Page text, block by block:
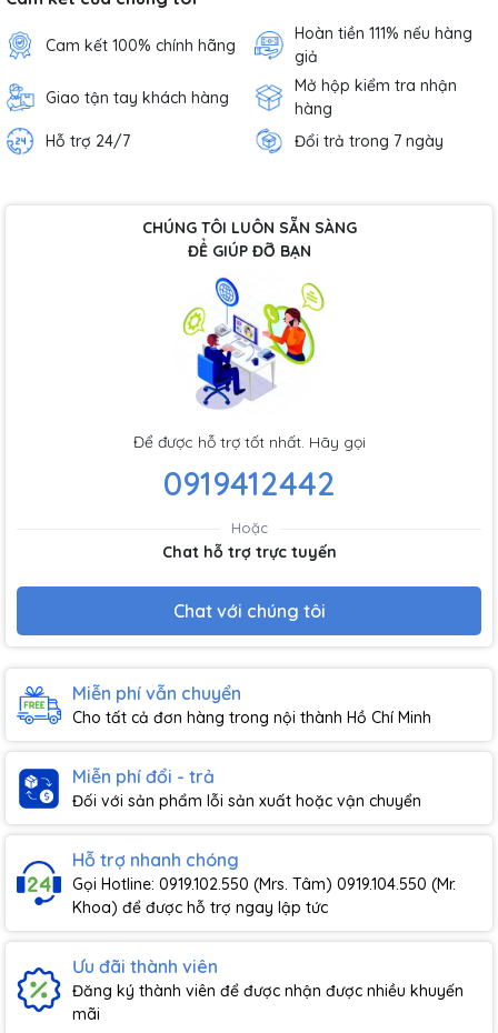
Cam kết 100% chính hãng
Hoàn tiền 111% nếu hàng
giả
Giao tận tay khách hàng
Mở hộp kiểm tra nhận
hàng
Hỗ trợ 24/7
Đổi trả trong 7 ngày
CHÚNG TÔI LUÔN SẴN SÀNG
ĐỂ GIÚP ĐỠ BẠN
Để được hỗ trợ tốt nhất. Hãy gọi
0919412442
Hoặc
Chat hỗ trợ trực tuyến
Chat với chúng tôi
Miễn phí vẫn chuyển
Cho tất cả đơn hàng trong nội thành Hồ Chí Minh
Miễn phí đổi - trả
Đối với sản phẩm lỗi sản xuất hoặc vận chuyển
Hỗ trợ nhanh chóng
Gọi Hotline: 0919.102.550 (Mrs. Tâm) 0919.104.550 (Mr.
Khoa) để được hỗ trợ ngay lập tức
Ưu đãi thành viên
Đăng ký thành viên để được nhận được nhiều khuyến
mãi